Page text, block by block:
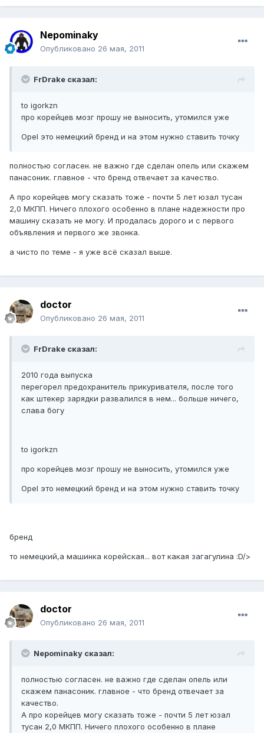
Nepominaky
Опубликовано 26 мая, 2011
FrDrake сказал:
to igorkzn
про корейцев мозг прошу не выносить, утомился уже
Opel это немецкий бренд и на этом нужно ставить точку
полностью согласен. не важно где сделан опель или скажем
панасоник. главное - что бренд отвечает за качество.
А про корейцев могу сказать тоже - почти 5 лет юзал тусан
2,0 МКПП. Ничего плохого особенно в плане надежности про
машину сказать не могу. И продалась дорого и с первого
объявления и первого же звонка.
а чисто по теме - я уже всё сказал выше.
doctor
Опубликовано 26 мая, 2011
FrDrake сказал:
2010 года выпуска
перегорел предохранитель прикуривателя, после того
как штекер зарядки развалился в нем... больше ничего,
слава богу
to igorkzn
про корейцев мозг прошу не выносить, утомился уже
Opel это немецкий бренд и на этом нужно ставить точку
бренд
то немецкий,а машинка корейская... вот какая загагулина :D/>
doctor
Опубликовано 26 мая, 2011
Nepominaky сказал:
полностью согласен. не важно где сделан опель или
скажем панасоник. главное - что бренд отвечает за
качество.
А про корейцев могу сказать тоже - почти 5 лет юзал
тусан 2,0 МКПП. Ничего плохого особенно в плане